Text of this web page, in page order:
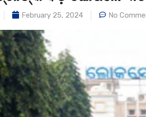
February 25, 2024 No